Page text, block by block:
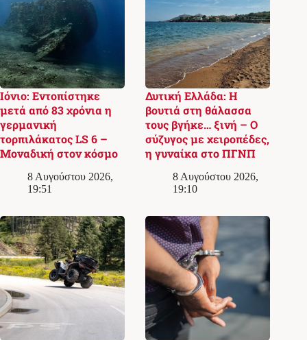
Ιόνιο: Εντοπίστηκε
μετά από 83 χρόνια η
γερμανική
τορπιλάκατος LS 6 –
Μοναδική στον κόσμο
8 Αυγούστου 2026,
19:51
Δυτική Ελλάδα: Η
βουτιά στη θάλασσα
τους βγήκε… ξινή – Ο
σύζυγος με χειροπέδες,
η γυναίκα στο ΠΓΝΠ
8 Αυγούστου 2026,
19:10